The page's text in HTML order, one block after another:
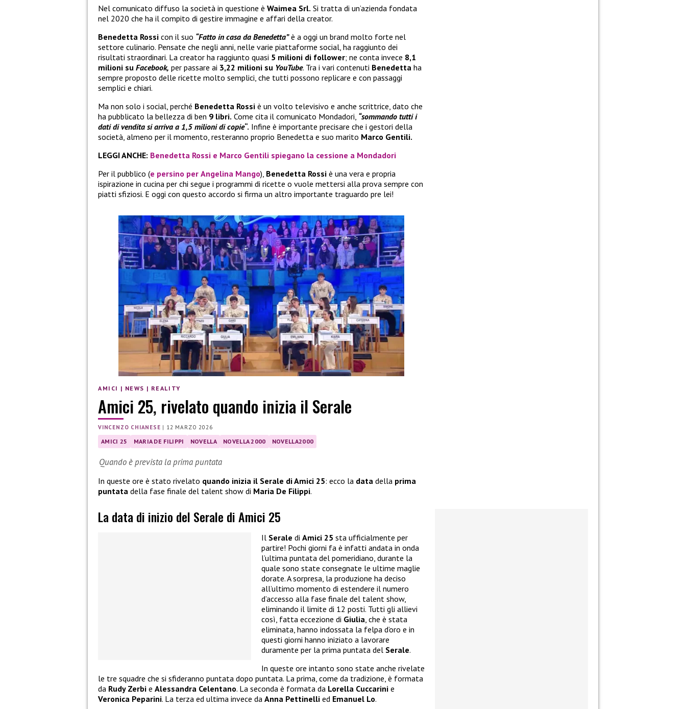
Nel comunicato diffuso la società in questione è Waimea Srl. Si tratta di un’azienda fondata
nel 2020 che ha il compito di gestire immagine e affari della creator.
Benedetta Rossi con il suo “Fatto in casa da Benedetta”è a oggi un brand molto forte nel
settore culinario. Pensate che negli anni, nelle varie piattaforme social, ha raggiunto dei
risultati straordinari. La creator ha raggiunto quasi 5 milioni di follower; ne conta invece 8,1
milioni su Facebook, per passare ai 3,22 milioni su YouTube. Tra i vari contenuti Benedetta ha
sempre proposto delle ricette molto semplici, che tutti possono replicare e con passaggi
semplici e chiari.
Ma non solo i social, perché Benedetta Rossi è un volto televisivo e anche scrittrice, dato che
ha pubblicato la bellezza di ben 9 libri. Come cita il comunicato Mondadori, “sommando tutti i
dati di vendita si arriva a 1,5 milioni di copie“. Infine è importante precisare che i gestori della
società, almeno per il momento, resteranno proprio Benedetta e suo marito Marco Gentili.
LEGGI ANCHE: Benedetta Rossi e Marco Gentili spiegano la cessione a Mondadori
Per il pubblico (e persino per Angelina Mango), Benedetta Rossi è una vera e propria
ispirazione in cucina per chi segue i programmi di ricette o vuole mettersi alla prova sempre con
piatti sfiziosi. E oggi con questo accordo si firma un altro importante traguardo pre lei!
AMICI | NEWS | REALITY
Amici 25, rivelato quando inizia il Serale
VINCENZO CHIANESE | 12 MARZO 2026
AMICI 25 MARIA DE FILIPPI NOVELLA NOVELLA 2000 NOVELLA2000
Quando è prevista la prima puntata
In queste ore è stato rivelato quando inizia il Serale di Amici 25: ecco la data della prima
puntata della fase finale del talent show di Maria De Filippi.
La data di inizio del Serale di Amici 25
Il Serale di Amici 25 sta ufficialmente per
partire! Pochi giorni fa è infatti andata in onda
l’ultima puntata del pomeridiano, durante la
quale sono state consegnate le ultime maglie
dorate. A sorpresa, la produzione ha deciso
all’ultimo momento di estendere il numero
d’accesso alla fase finale del talent show,
eliminando il limite di 12 posti. Tutti gli allievi
così, fatta eccezione di Giulia, che è stata
eliminata, hanno indossata la felpa d’oro e in
questi giorni hanno iniziato a lavorare
duramente per la prima puntata del Serale.
In queste ore intanto sono state anche rivelate
le tre squadre che si sfideranno puntata dopo puntata. La prima, come da tradizione, è formata
da Rudy Zerbi e Alessandra Celentano. La seconda è formata da Lorella Cuccarini e
Veronica Peparini. La terza ed ultima invece da Anna Pettinelli ed Emanuel Lo.